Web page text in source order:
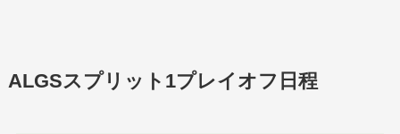
ALGSスプリット1プレイオフ日程